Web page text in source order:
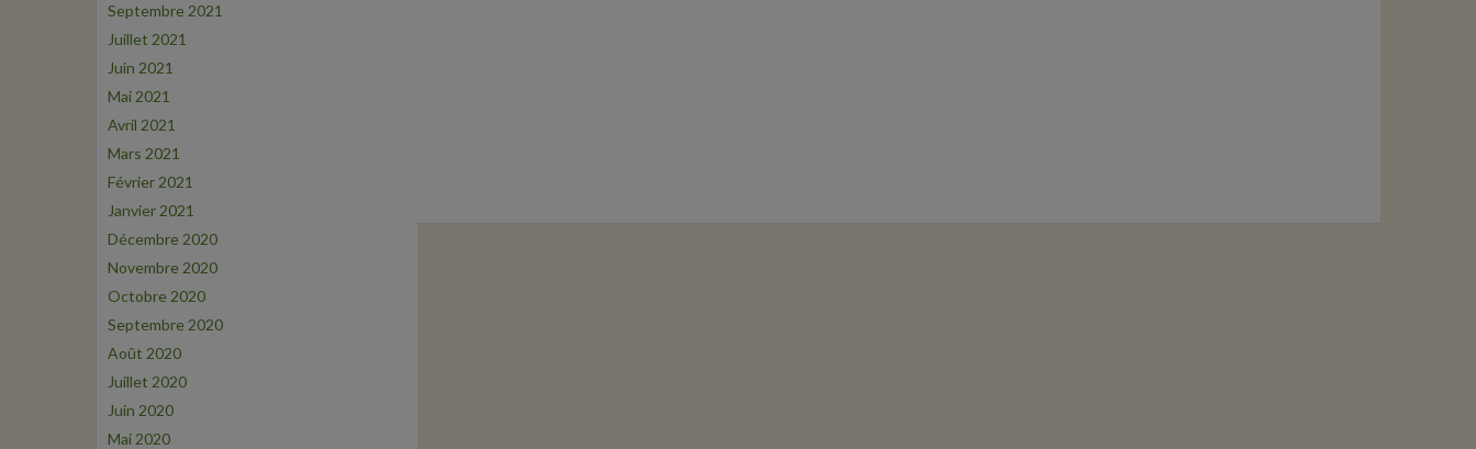
Septembre 2021
Juillet 2021
Juin 2021
Mai 2021
Avril 2021
Mars 2021
Février 2021
Janvier 2021
Décembre 2020
Novembre 2020
Octobre 2020
Septembre 2020
Août 2020
Juillet 2020
Juin 2020
Mai 2020